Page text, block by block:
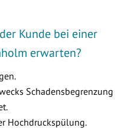
Kunde bei einer
erwarten?
Schadensbegrenzung
Hochdruckspülung.